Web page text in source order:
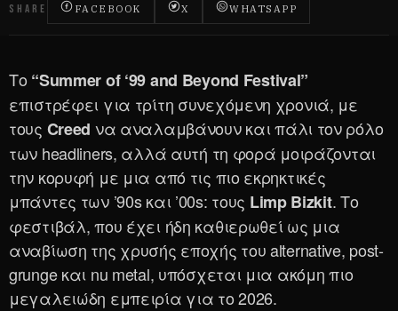
SHARE FACEBOOK X WHATSAPP
Το “Summer of ‘99 and Beyond Festival”
επιστρέφει για τρίτη συνεχόμενη χρονιά, με
τους Creed να αναλαμβάνουν και πάλι τον ρόλο
των headliners, αλλά αυτή τη φορά μοιράζονται
την κορυφή με μια από τις πιο εκρηκτικές
μπάντες των ’90s και ’00s: τους Limp Bizkit. Το
φεστιβάλ, που έχει ήδη καθιερωθεί ως μια
αναβίωση της χρυσής εποχής του alternative, post-
grunge και nu metal, υπόσχεται μια ακόμη πιο
μεγαλειώδη εμπειρία για το 2026.